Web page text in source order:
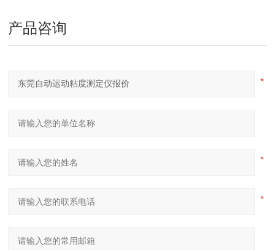
产品咨询